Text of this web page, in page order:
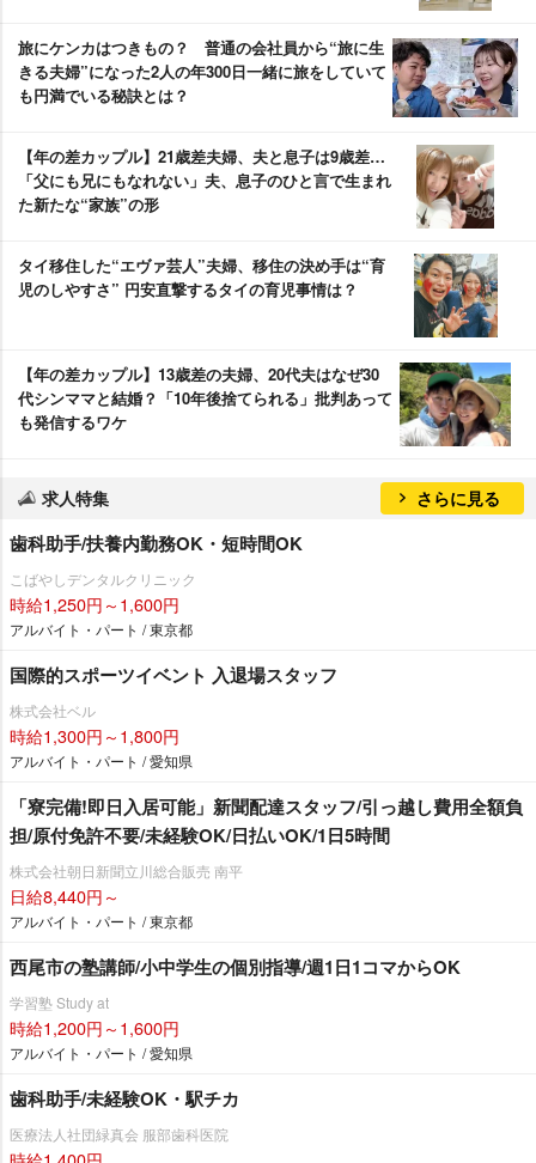
旅にケンカはつきもの？ 普通の会社員から“旅に生
きる夫婦”になった2人の年300日一緒に旅をしていて
も円満でいる秘訣とは？
【年の差カップル】21歳差夫婦、夫と息子は9歳差…
「父にも兄にもなれない」夫、息子のひと言で生まれ
た新たな“家族”の形
タイ移住した“エヴァ芸人”夫婦、移住の決め手は“育
児のしやすさ” 円安直撃するタイの育児事情は？
【年の差カップル】13歳差の夫婦、20代夫はなぜ30
代シンママと結婚？「10年後捨てられる」批判あって
も発信するワケ
求人特集 さらに見る
歯科助手/扶養内勤務OK・短時間OK
こばやしデンタルクリニック
時給1,250円～1,600円
アルバイト・パート / 東京都
国際的スポーツイベント 入退場スタッフ
株式会社ベル
時給1,300円～1,800円
アルバイト・パート / 愛知県
「寮完備!即日入居可能」新聞配達スタッフ/引っ越し費用全額負
担/原付免許不要/未経験OK/日払いOK/1日5時間
株式会社朝日新聞立川総合販売 南平
日給8,440円～
アルバイト・パート / 東京都
西尾市の塾講師/小中学生の個別指導/週1日1コマからOK
学習塾 Study at
時給1,200円～1,600円
アルバイト・パート / 愛知県
歯科助手/未経験OK・駅チカ
医療法人社団緑真会 服部歯科医院